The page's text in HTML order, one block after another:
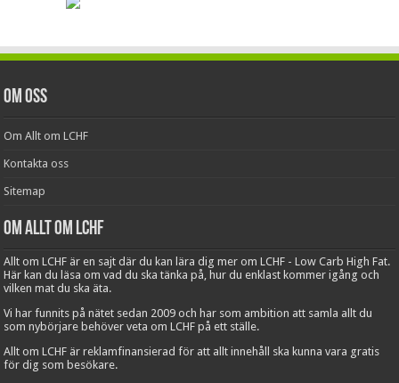
Om oss
Om Allt om LCHF
Kontakta oss
Sitemap
Om Allt om LCHF
Allt om LCHF är en sajt där du kan lära dig mer om LCHF - Low Carb High Fat.
Här kan du läsa om vad du ska tänka på, hur du enklast kommer igång och
vilken mat du ska äta.
Vi har funnits på nätet sedan 2009 och har som ambition att samla allt du
som nybörjare behöver veta om LCHF på ett ställe.
Allt om LCHF är reklamfinansierad för att allt innehåll ska kunna vara gratis
för dig som besökare.